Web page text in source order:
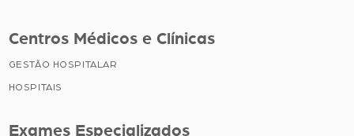
Centros Médicos e Clínicas
GESTÃO HOSPITALAR
HOSPITAIS
Exames Especializados